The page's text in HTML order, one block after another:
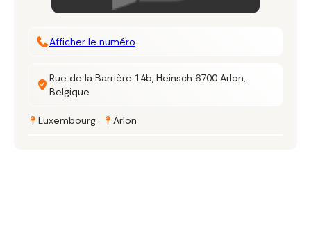
Afficher le numéro
Rue de la Barrière 14b, Heinsch 6700 Arlon,
Belgique
Luxembourg Arlon